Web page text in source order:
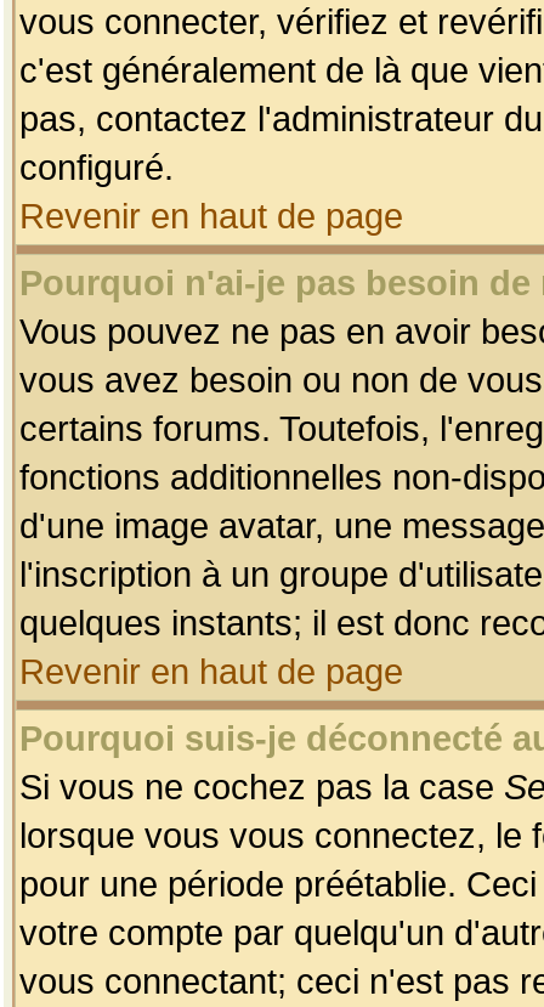
vous connecter, vérifiez et
c'est généralement de là que
pas, contactez l'administrateur
configuré.
Revenir en haut de page
Pourquoi n'ai-je pas besoin
Vous pouvez ne pas en avoir
vous avez besoin ou non de
certains forums. Toutefois,
fonctions additionnelles non-
d'une image avatar, une
l'inscription à un groupe
quelques instants; il est donc
Revenir en haut de page
Pourquoi suis-je déconnecté
Si vous ne cochez pas la case
lorsque vous vous connectez, le
pour une période préétablie.
votre compte par quelqu'un
vous connectant; ceci n'est pas